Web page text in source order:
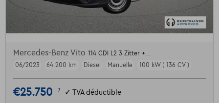
Mercedes-Benz Vito 114 CDI L2 3 Zitter +...
06/2023
64.200 km Diesel Manuelle 100 kW ( 136 CV )
€25.750 1 ✓ TVA déductible